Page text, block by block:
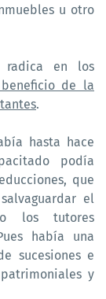
u otro
radica en los
de la
.
hasta hace
podía
que
el
los tutores
había una
sucesiones e
y